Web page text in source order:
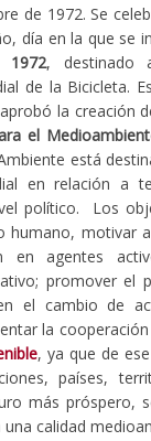
de 1972. Se
día en la que se
1972, destinado
de la Bicicleta.
la creación
el
está
en relación a
político. Los
humano, motivar
en agentes
promover el
el cambio de
la
, ya que de
países,
más próspero,
calidad